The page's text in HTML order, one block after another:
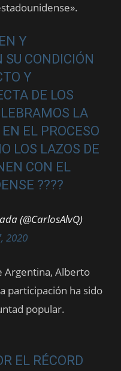
Y
SU CONDICIÓN
Y
DE LOS
LA
EL PROCESO
LOS LAZOS DE
CON EL
????
(@CarlosAlvQ)
2020
Argentina, Alberto
participación ha sido
popular.
EL RÉCORD